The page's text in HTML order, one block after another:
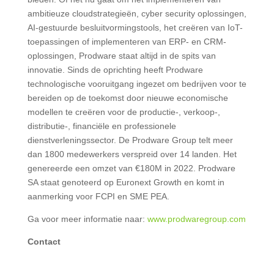
ambitieuze cloudstrategieën, cyber security oplossingen,
AI-gestuurde besluitvormingstools, het creëren van IoT-
toepassingen of implementeren van ERP- en CRM-
oplossingen, Prodware staat altijd in de spits van
innovatie. Sinds de oprichting heeft Prodware
technologische vooruitgang ingezet om bedrijven voor te
bereiden op de toekomst door nieuwe economische
modellen te creëren voor de productie-, verkoop-,
distributie-, financiële en professionele
dienstverleningssector. De Prodware Group telt meer
dan 1800 medewerkers verspreid over 14 landen. Het
genereerde een omzet van €180M in 2022. Prodware
SA staat genoteerd op Euronext Growth en komt in
aanmerking voor FCPI en SME PEA.
Ga voor meer informatie naar: www.prodwaregroup.com
Contact